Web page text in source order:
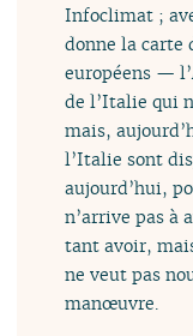
Infoclimat ;
donne la carte
européens —
de l’Italie qui
mais,
l’Italie sont
aujourd’hui,
n’arrive pas à
tant avoir,
ne veut pas
manœuvre.